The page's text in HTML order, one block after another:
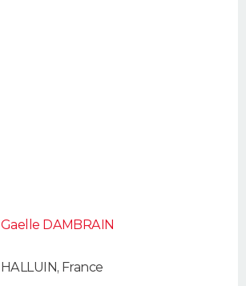
Gaelle DAMBRAIN
HALLUIN, France